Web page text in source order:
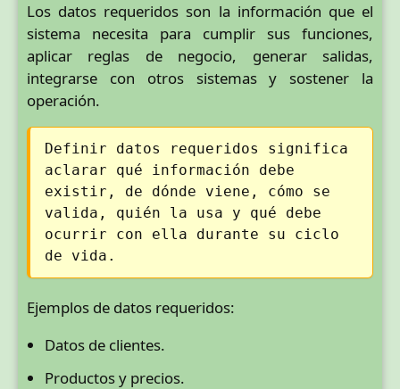
Los datos requeridos son la información que el
sistema necesita para cumplir sus funciones,
aplicar reglas de negocio, generar salidas,
integrarse con otros sistemas y sostener la
operación.
Definir datos requeridos significa
aclarar qué información debe
existir, de dónde viene, cómo se
valida, quién la usa y qué debe
ocurrir con ella durante su ciclo
de vida.
Ejemplos de datos requeridos:
Datos de clientes.
Productos y precios.